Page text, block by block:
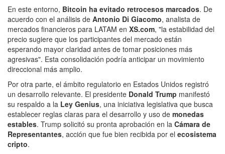
En este entorno, Bitcoin ha evitado retrocesos marcados. De
acuerdo con el análisis de Antonio Di Giacomo, analista de
mercados financieros para LATAM en XS.com, "la estabilidad del
precio sugiere que los participantes del mercado están
esperando mayor claridad antes de tomar posiciones más
agresivas". Esta consolidación podría anticipar un movimiento
direccional más amplio.
Por otra parte, el ámbito regulatorio en Estados Unidos registró
un desarrollo relevante. El presidente Donald Trump manifestó
su respaldo a la Ley Genius, una iniciativa legislativa que busca
establecer reglas claras para el desarrollo y uso de monedas
estables. Trump solicitó su pronta aprobación en la Cámara de
Representantes, acción que fue bien recibida por el ecosistema
cripto.